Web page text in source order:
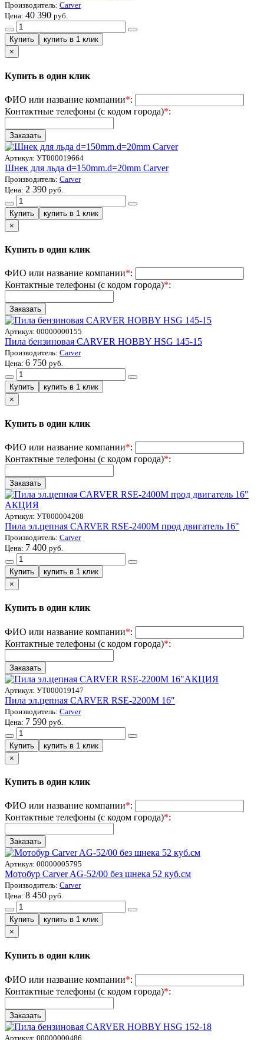
Производитель: Carver
Цена: 40 390 руб.
×
Купить в один клик
ФИО или название компании*:
Контактные телефоны (с кодом города)*:
Артикул: УТ000019664
Шнек для льда d=150mm.d=20mm Carver
Производитель: Carver
Цена: 2 390 руб.
×
Купить в один клик
ФИО или название компании*:
Контактные телефоны (с кодом города)*:
Артикул: 00000000155
Пила бензиновая CARVER HOBBY HSG 145-15
Производитель: Carver
Цена: 6 750 руб.
×
Купить в один клик
ФИО или название компании*:
Контактные телефоны (с кодом города)*:
АКЦИЯ
Артикул: УТ000004208
Пила эл.цепная CARVER RSE-2400M прод двигатель 16"
Производитель: Carver
Цена: 7 400 руб.
×
Купить в один клик
ФИО или название компании*:
Контактные телефоны (с кодом города)*:
АКЦИЯ
Артикул: УТ000019147
Пила эл.цепная CARVER RSE-2200M 16"
Производитель: Carver
Цена: 7 590 руб.
×
Купить в один клик
ФИО или название компании*:
Контактные телефоны (с кодом города)*:
Артикул: 00000005795
Мотобур Carver AG-52/00 без шнека 52 куб.см
Производитель: Carver
Цена: 8 450 руб.
×
Купить в один клик
ФИО или название компании*:
Контактные телефоны (с кодом города)*:
Артикул: 00000000486